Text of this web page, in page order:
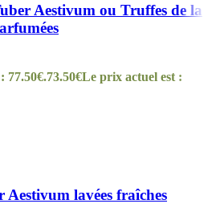
Aestivum ou Truffes de la
77.50€.73.50€Le prix actuel est :
lavées fraîches